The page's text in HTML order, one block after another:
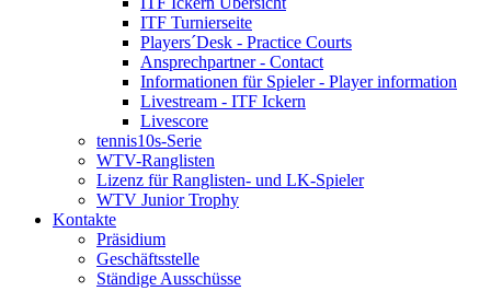
ITF Turnierseite
Players´Desk - Practice Courts
Ansprechpartner - Contact
Informationen für Spieler - Player information
Livestream - ITF Ickern
Livescore
tennis10s-Serie
WTV-Ranglisten
Lizenz für Ranglisten- und LK-Spieler
WTV Junior Trophy
Kontakte
Präsidium
Geschäftsstelle
Ständige Ausschüsse